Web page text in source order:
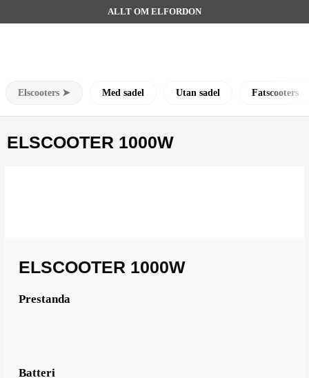
ALLT OM ELFORDON
Elscooters ➤ Med sadel Utan sadel Fatscooters
ELSCOOTER 1000W
ELSCOOTER 1000W
Prestanda
Batteri